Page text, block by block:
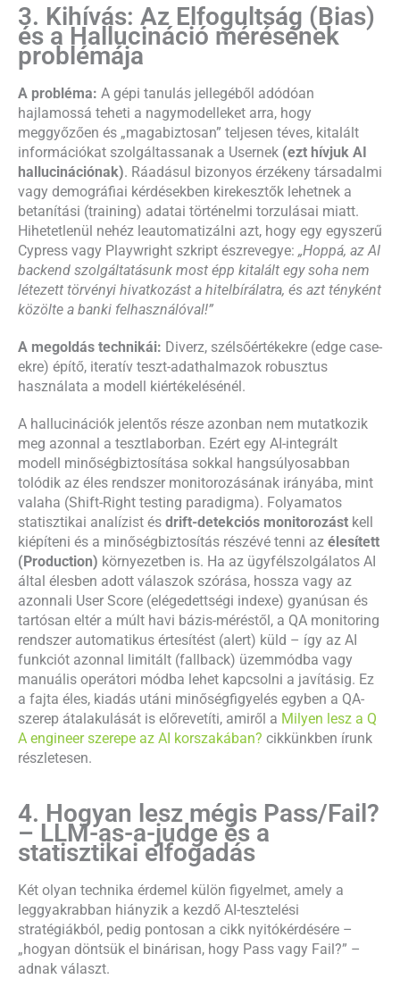
3. Kihívás: Az Elfogultság (Bias)
és a Hallucináció mérésének
problémája
A probléma: A gépi tanulás jellegéből adódóan
hajlamossá teheti a nagymodelleket arra, hogy
meggyőzően és „magabiztosan” teljesen téves, kitalált
információkat szolgáltassanak a Usernek (ezt hívjuk AI
hallucinációnak). Ráadásul bizonyos érzékeny társadalmi
vagy demográfiai kérdésekben kirekesztők lehetnek a
betanítási (training) adatai történelmi torzulásai miatt.
Hihetetlenül nehéz leautomatizálni azt, hogy egy egyszerű
Cypress vagy Playwright szkript észrevegye: „Hoppá, az AI
backend szolgáltatásunk most épp kitalált egy soha nem
létezett törvényi hivatkozást a hitelbírálatra, és azt tényként
közölte a banki felhasználóval!”
A megoldás technikái: Diverz, szélsőértékekre (edge case-
ekre) építő, iteratív teszt-adathalmazok robusztus
használata a modell kiértékelésénél.
A hallucinációk jelentős része azonban nem mutatkozik
meg azonnal a tesztlaborban. Ezért egy AI-integrált
modell minőségbiztosítása sokkal hangsúlyosabban
tolódik az éles rendszer monitorozásának irányába, mint
valaha (Shift-Right testing paradigma). Folyamatos
statisztikai analízist és drift-detekciós monitorozást kell
kiépíteni és a minőségbiztosítás részévé tenni az élesített
(Production) környezetben is. Ha az ügyfélszolgálatos AI
által élesben adott válaszok szórása, hossza vagy az
azonnali User Score (elégedettségi indexe) gyanúsan és
tartósan eltér a múlt havi bázis-méréstől, a QA monitoring
rendszer automatikus értesítést (alert) küld – így az AI
funkciót azonnal limitált (fallback) üzemmódba vagy
manuális operátori módba lehet kapcsolni a javításig. Ez
a fajta éles, kiadás utáni minőségfigyelés egyben a QA-
szerep átalakulását is előrevetíti, amiről a Milyen lesz a Q
A engineer szerepe az AI korszakában? cikkünkben írunk
részletesen.
4. Hogyan lesz mégis Pass/Fail?
– LLM-as-a-judge és a
statisztikai elfogadás
Két olyan technika érdemel külön figyelmet, amely a
leggyakrabban hiányzik a kezdő AI-tesztelési
stratégiákból, pedig pontosan a cikk nyitókérdésére –
„hogyan döntsük el binárisan, hogy Pass vagy Fail?” –
adnak választ.